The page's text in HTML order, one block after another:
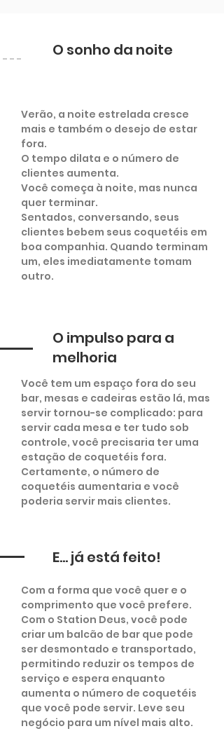
O sonho da noite
Verão, a noite estrelada cresce
mais e também o desejo de estar
fora.
O tempo dilata e o número de
clientes aumenta.
Você começa à noite, mas nunca
quer terminar.
Sentados, conversando, seus
clientes bebem seus coquetéis em
boa companhia. Quando terminam
um, eles imediatamente tomam
outro.
O impulso para a
melhoria
Você tem um espaço fora do seu
bar, mesas e cadeiras estão lá, mas
servir tornou-se complicado: para
servir cada mesa e ter tudo sob
controle, você precisaria ter uma
estação de coquetéis fora.
Certamente, o número de
coquetéis aumentaria e você
poderia servir mais clientes.
E... já está feito!
Com a forma que você quer e o
comprimento que você prefere.
Com o Station Deus, você pode
criar um balcão de bar que pode
ser desmontado e transportado,
permitindo reduzir os tempos de
serviço e espera enquanto
aumenta o número de coquetéis
que você pode servir. Leve seu
negócio para um nível mais alto.